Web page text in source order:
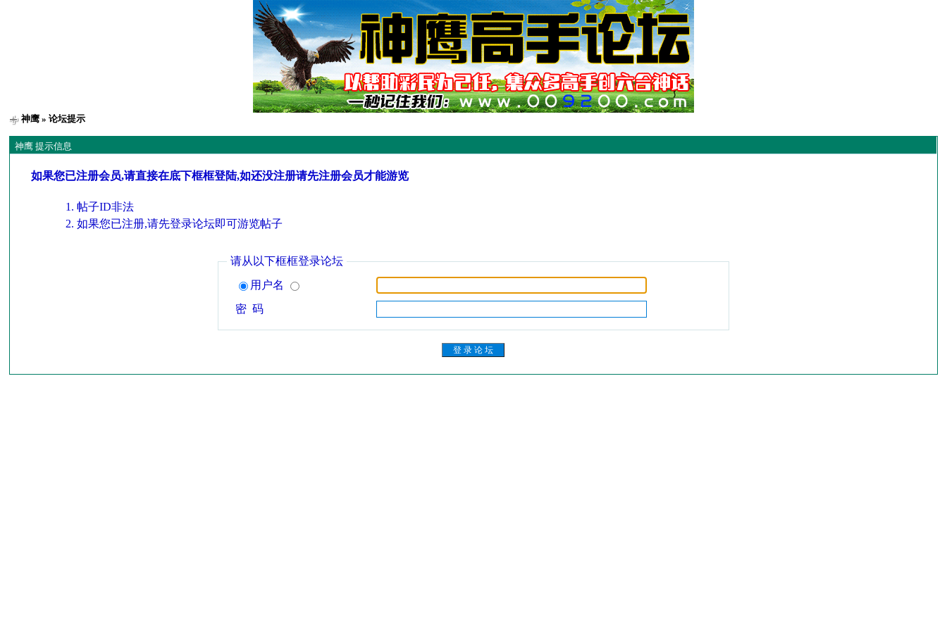
神鹰 » 论坛提示
神鹰 提示信息
如果您已注册会员,请直接在底下框框登陆,如还没注册请先注册会员才能游览
帖子ID非法
如果您已注册,请先登录论坛即可游览帖子
请从以下框框登录论坛
用户名
密 码